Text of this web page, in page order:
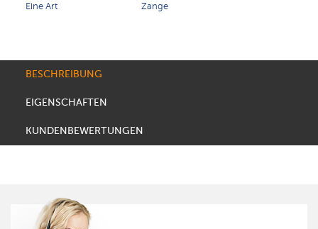
Eine Art Zange
BESCHREIBUNG
EIGENSCHAFTEN
KUNDENBEWERTUNGEN